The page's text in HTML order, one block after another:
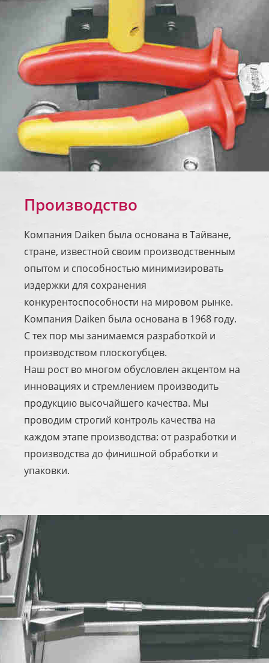
Производство
Компания Daiken была основана в Тайване,
стране, известной своим производственным
опытом и способностью минимизировать
издержки для сохранения
конкурентоспособности на мировом рынке.
Компания Daiken была основана в 1968 году.
С тех пор мы занимаемся разработкой и
производством плоскогубцев.
Наш рост во многом обусловлен акцентом на
инновациях и стремлением производить
продукцию высочайшего качества. Мы
проводим строгий контроль качества на
каждом этапе производства: от разработки и
производства до финишной обработки и
упаковки.